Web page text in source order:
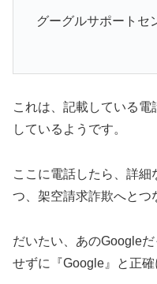
グーグルサポートセ
これは、記載している電
しているようです。
ここに電話したら、詳
つ、架空請求詐欺へとつ
だいたい、あのGoogle
せずに『Google』と正確